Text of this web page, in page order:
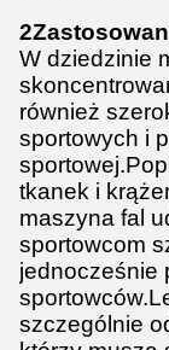
W dziedzinie
również
sportowych i
tkanek i
maszyna fal
sportowcom
jednocześnie
szczególnie